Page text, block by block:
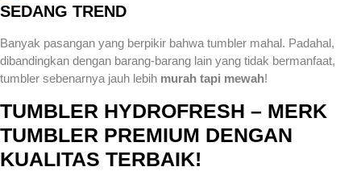
SEDANG TREND
Banyak pasangan yang berpikir bahwa tumbler mahal. Padahal,
dibandingkan dengan barang-barang lain yang tidak bermanfaat,
tumbler sebenarnya jauh lebih murah tapi mewah!
TUMBLER HYDROFRESH – MERK
TUMBLER PREMIUM DENGAN
KUALITAS TERBAIK!